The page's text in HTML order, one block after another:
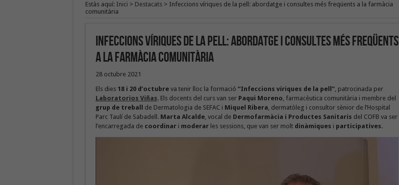
Estàs aquí: Inici > Destacats> Infeccions víriques de la pell: abordatge i consultes més freqüents a la farmàcia
comunitària
Infeccions víriques de la pell: abordatge i consultes més freqüents
a la farmàcia comunitària
28 octubre 2021
Els dies 18 i 20 d’octubreva tenir lloc la formació “Infeccions víriques de la pell”, patrocinada per
Laboratorios Viñas. Els docents del curs van ser Paqui Moreno, farmacèutica comunitària i membre del
grup de treball
de Dermatologia de SEFAC i Miquel Ribera, dermatòleg i consultor sènior de l’Hospital
Parc Taulí de Sabadell. Marta Alcalde, vocal de Dermofarmàcia i Productes Sanitaris del COFB va ser
l’encarregada de coordinari moderar les sessions, que van ser molt dinàmiques i participatives.